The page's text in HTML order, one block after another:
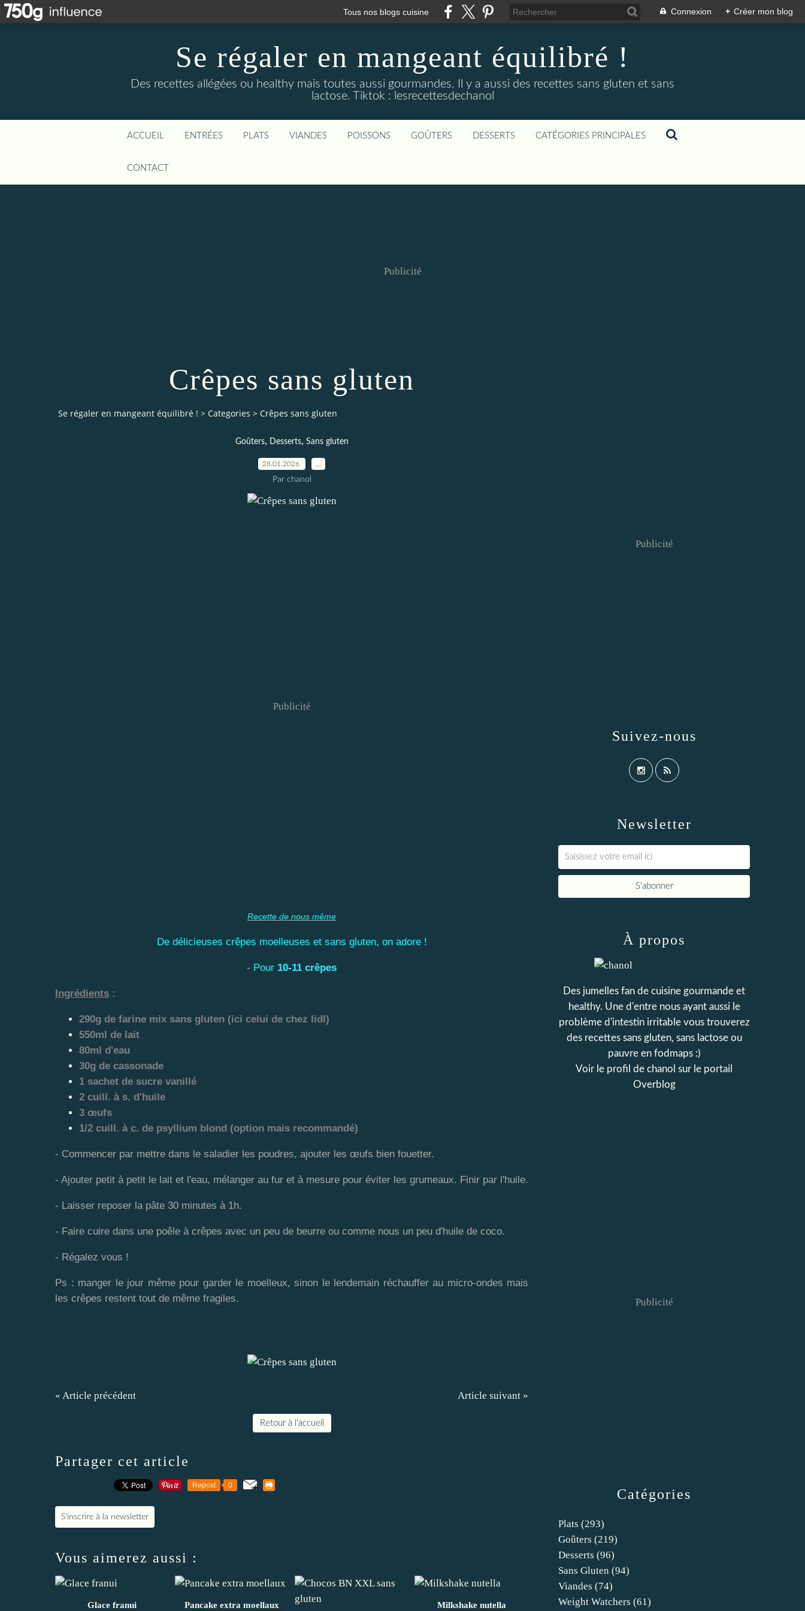
Tous nos blogs cuisine Connexion + Créer mon blog
Se régaler en mangeant équilibré !
Des recettes allégées ou healthy mais toutes aussi gourmandes. Il y a aussi des recettes sans gluten et sans
lactose. Tiktok : lesrecettesdechanol
ACCUEIL ENTRÉES PLATS VIANDES POISSONS GOÛTERS DESSERTS CATÉGORIES PRINCIPALES
CONTACT
Publicité
Crêpes sans gluten
Se régaler en mangeant équilibré ! > Categories > Crêpes sans gluten
Goûters, Desserts, Sans gluten
28.01.2026
Par chanol
Publicité
Recette de nous même
De délicieuses crêpes moelleuses et sans gluten, on adore !
- Pour 10-11 crêpes
Ingrédients :
290g de farine mix sans gluten (ici celui de chez lidl)
550ml de lait
80ml d'eau
30g de cassonade
1 sachet de sucre vanillé
2 cuill. à s. d'huile
3 œufs
1/2 cuill. à c. de psyllium blond (option mais recommandé)
- Commencer par mettre dans le saladier les poudres, ajouter les œufs bien fouetter.
- Ajouter petit à petit le lait et l'eau, mélanger au fur et à mesure pour éviter les grumeaux. Finir par l'huile.
- Laisser reposer la pâte 30 minutes à 1h.
- Faire cuire dans une poêle à crêpes avec un peu de beurre ou comme nous un peu d'huile de coco.
- Régalez vous !
Ps : manger le jour même pour garder le moelleux, sinon le lendemain réchauffer au micro-ondes mais
les crêpes restent tout de même fragiles.
« Article précédent Article suivant »
Retour à l'accueil
Partager cet article
Repost 0
S'inscrire à la newsletter
Vous aimerez aussi :
Glace franui Pancake extra moellaux Milkshake nutella
Newsletter
Publicité
Catégories
Plats (293)
Goûters (219)
Desserts (96)
Sans Gluten (94)
Viandes (74)
Weight Watchers (61)
Suivez-nous
À propos
Des jumelles fan de cuisine gourmande et
healthy. Une d'entre nous ayant aussi le
problème d'intestin irritable vous trouverez
des recettes sans gluten, sans lactose ou
pauvre en fodmaps :)
Voir le profil de chanol sur le portail
Overblog
Publicité